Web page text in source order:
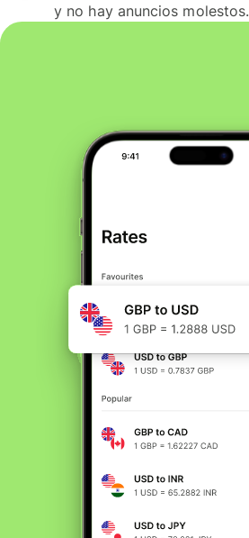
y no hay anuncios molestos.